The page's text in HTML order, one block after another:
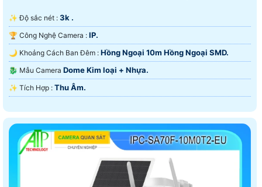
✨ Độ sắc nét : 3k .
🏆 Công Nghệ Camera : IP.
🌙 Khoảng Cách Ban Đêm : Hồng Ngoại 10m Hồng Ngoại SMD.
🐉️ Mẫu Camera Dome Kim loại + Nhựa.
️✨ Tích Hợp : Thu Âm.